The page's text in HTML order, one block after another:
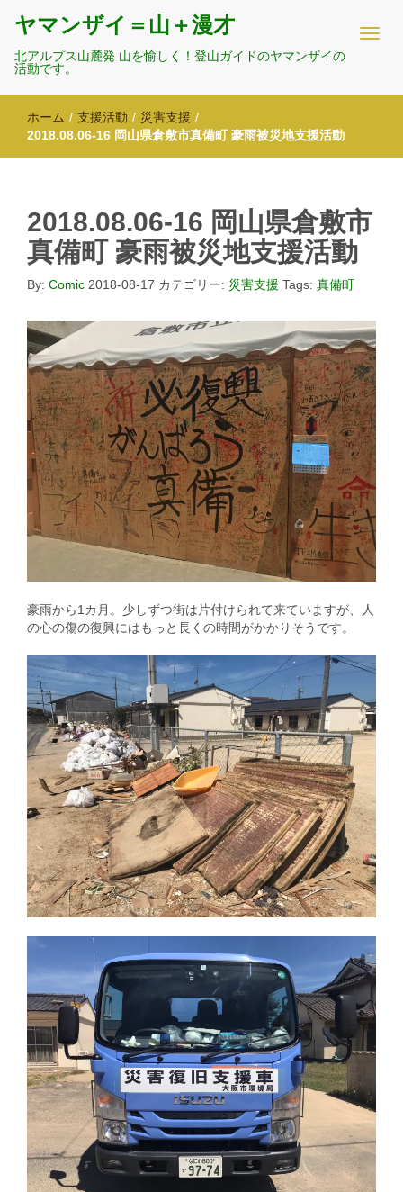
ヤマンザイ＝山＋漫才
北アルプス山麓発 山を愉しく！登山ガイドのヤマンザイの
活動です。
ホーム / 支援活動 / 災害支援 /
2018.08.06-16 岡山県倉敷市真備町 豪雨被災地支援活動
2018.08.06-16 岡山県倉敷市
真備町 豪雨被災地支援活動
By: Comic 2018-08-17 カテゴリー: 災害支援 Tags: 真備町
豪雨から1カ月。少しずつ街は片付けられて来ていますが、人
の心の傷の復興にはもっと長くの時間がかかりそうです。